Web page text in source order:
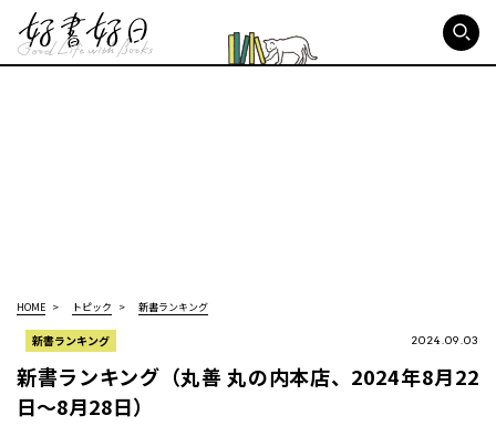
HOME トピック 新書ランキング
新書ランキング 2024.09.03
新書ランキング（丸善 丸の内本店、2024年8月22
日～8月28日）